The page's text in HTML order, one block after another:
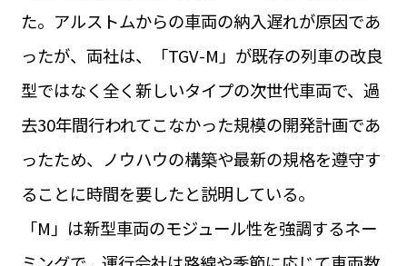
#パリ
#お土産 #トリビア
#データで読み解くフランス
#フランスの教育制度
#アプリ
#いざという時に
#カルカッソンヌ Carcassonne
#サステナブル
#フランス生活
#レシピ #ビューティー
#コスメ
#アルザス地方
#フランスの地方 #フロマージュ
#おでかけ
た。アルストムからの車両の納入遅れが原因であ
ったが、両社は、「TGV-M」が既存の列車の改良
型ではなく全く新しいタイプの次世代車両で、過
去30年間行われてこなかった規模の開発計画であ
ったため、ノウハウの構築や最新の規格を遵守す
ることに時間を要したと説明している。
「M」は新型車両のモジュール性を強調するネー